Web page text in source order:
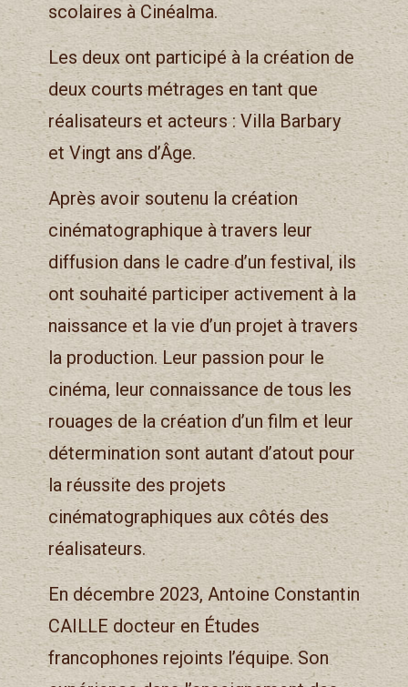
scolaires à Cinéalma.
Les deux ont participé à la création de
deux courts métrages en tant que
réalisateurs et acteurs : Villa Barbary
et Vingt ans d’Âge.
Après avoir soutenu la création
cinématographique à travers leur
diffusion dans le cadre d’un festival, ils
ont souhaité participer activement à la
naissance et la vie d’un projet à travers
la production. Leur passion pour le
cinéma, leur connaissance de tous les
rouages de la création d’un film et leur
détermination sont autant d’atout pour
la réussite des projets
cinématographiques aux côtés des
réalisateurs.
En décembre 2023, Antoine Constantin
CAILLE docteur en Études
francophones rejoints l’équipe. Son